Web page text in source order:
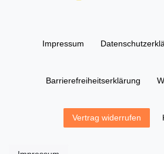
Impressum
Barrierefreiheitserklärung
Vertrag widerrufen